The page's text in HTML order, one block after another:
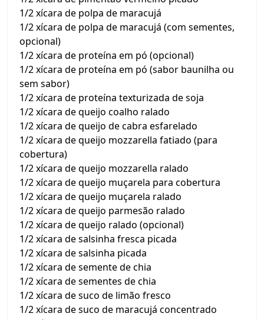
1/2 xícara de polpa de maracujá
1/2 xícara de polpa de maracujá (com sementes,
opcional)
1/2 xícara de proteína em pó (opcional)
1/2 xícara de proteína em pó (sabor baunilha ou
sem sabor)
1/2 xícara de proteína texturizada de soja
1/2 xícara de queijo coalho ralado
1/2 xícara de queijo de cabra esfarelado
1/2 xícara de queijo mozzarella fatiado (para
cobertura)
1/2 xícara de queijo mozzarella ralado
1/2 xícara de queijo muçarela para cobertura
1/2 xícara de queijo muçarela ralado
1/2 xícara de queijo parmesão ralado
1/2 xícara de queijo ralado (opcional)
1/2 xícara de salsinha fresca picada
1/2 xícara de salsinha picada
1/2 xícara de semente de chia
1/2 xícara de sementes de chia
1/2 xícara de suco de limão fresco
1/2 xícara de suco de maracujá concentrado